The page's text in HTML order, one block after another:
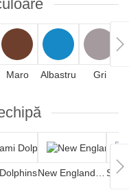
Maro Albastru Gri
New England Patriots